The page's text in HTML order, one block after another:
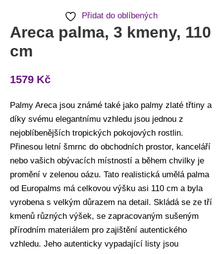
Přidat do oblíbených
Areca palma, 3 kmeny, 110
cm
1579 Kč
Palmy Areca jsou známé také jako palmy zlaté třtiny a
díky svému elegantnímu vzhledu jsou jednou z
nejoblíbenějších tropických pokojových rostlin.
Přinesou letní šmrnc do obchodních prostor, kanceláří
nebo vašich obývacích místností a během chvilky je
promění v zelenou oázu. Tato realistická umělá palma
od Europalms má celkovou výšku asi 110 cm a byla
vyrobena s velkým důrazem na detail. Skládá se ze tří
kmenů různých výšek, se zapracovaným sušeným
přírodním materiálem pro zajištění autentického
vzhledu. Jeho autenticky vypadající listy jsou